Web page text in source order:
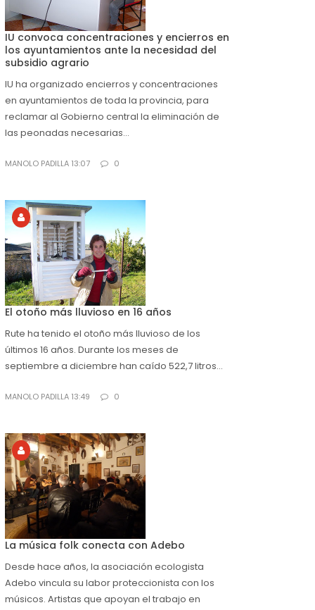
IU convoca concentraciones y encierros en
los ayuntamientos ante la necesidad del
subsidio agrario
IU ha organizado encierros y concentraciones
en ayuntamientos de toda la provincia, para
reclamar al Gobierno central la eliminación de
las peonadas necesarias...
MANOLO PADILLA 13:07 0
El otoño más lluvioso en 16 años
Rute ha tenido el otoño más lluvioso de los
últimos 16 años. Durante los meses de
septiembre a diciembre han caído 522,7 litros...
MANOLO PADILLA 13:49 0
La música folk conecta con Adebo
Desde hace años, la asociación ecologista
Adebo vincula su labor proteccionista con los
músicos. Artistas que apoyan el trabajo en